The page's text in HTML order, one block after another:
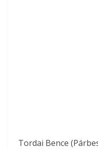
Tordai Bence